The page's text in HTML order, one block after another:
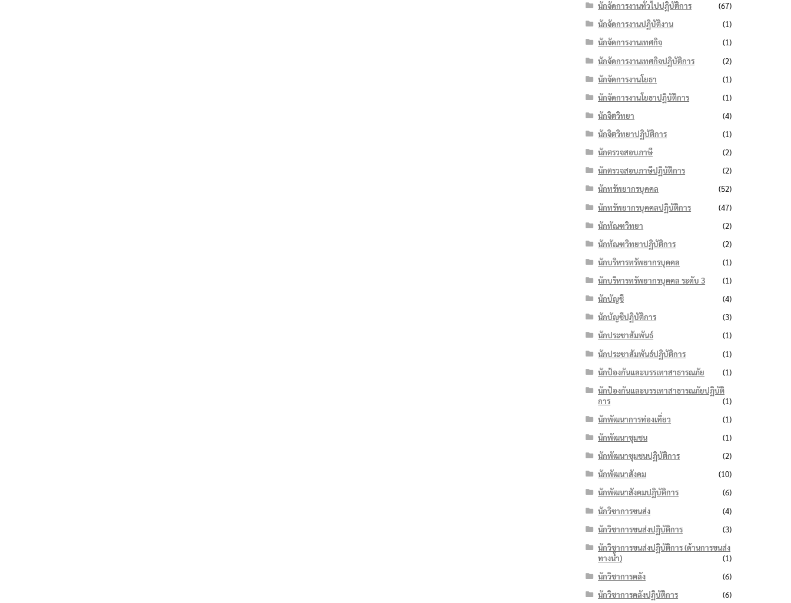
นักจัดการงานทั่วไปปฏิบัติการ
(67)
นักจัดการงานปฏิบัติงาน
(1)
นักจัดการงานเทศกิจ
(1)
นักจัดการงานเทศกิจปฏิบัติการ
(2)
นักจัดการงานโยธา
(1)
นักจัดการงานโยธาปฏิบัติการ
(1)
นักจิตวิทยา
(4)
นักจิตวิทยาปฏิบัติการ
(1)
นักตรวจสอบภาษี
(2)
นักตรวจสอบภาษีปฏิบัติการ
(2)
นักทรัพยากรบุคคล
(52)
นักทรัพยากรบุคคลปฏิบัติการ
(47)
นักทัณฑวิทยา
(2)
นักทัณฑวิทยาปฏิบัติการ
(2)
นักบริหารทรัพยากรบุคคล
(1)
นักบริหารทรัพยากรบุคคล ระดับ 3
(1)
นักบัญชี
(4)
นักบัญชีปฏิบัติการ
(3)
นักประชาสัมพันธ์
(1)
นักประชาสัมพันธ์ปฏิบัติการ
(1)
นักป้องกันและบรรเทาสาธารณภัย
(1)
นักป้องกันและบรรเทาสาธารณภัยปฏิบัติ
การ
(1)
นักพัฒนาการท่องเที่ยว
(1)
นักพัฒนาชุมชน
(1)
นักพัฒนาชุมชนปฏิบัติการ
(2)
นักพัฒนาสังคม
(10)
นักพัฒนาสังคมปฏิบัติการ
(6)
นักวิชาการขนส่ง
(4)
นักวิชาการขนส่งปฏิบัติการ
(3)
นักวิชาการขนส่งปฏิบัติการ (ด้านการขนส่ง
ทางน้ำ)
(1)
นักวิชาการคลัง
(6)
นักวิชาการคลังปฏิบัติการ
(6)